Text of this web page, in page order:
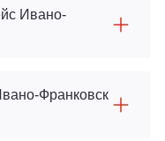
Ивано-
Франковск